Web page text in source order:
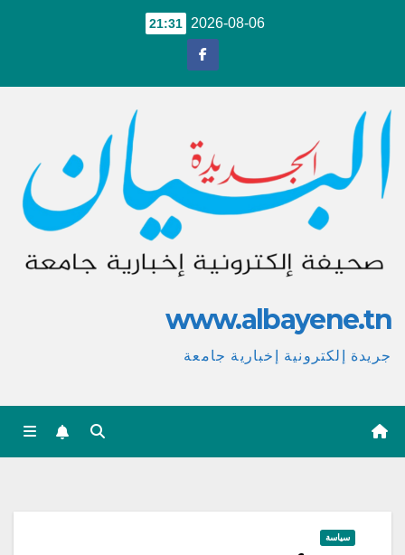
2026-08-06
21:31
www.albayene.tn
جريدة إلكترونية إخبارية جامعة
سياسة